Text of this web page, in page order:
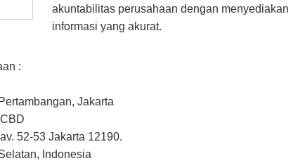
akuntabilitas perusahaan dengan menyediakan
informasi yang akurat.
:
Jakarta
52-53 Jakarta 12190.
Indonesia